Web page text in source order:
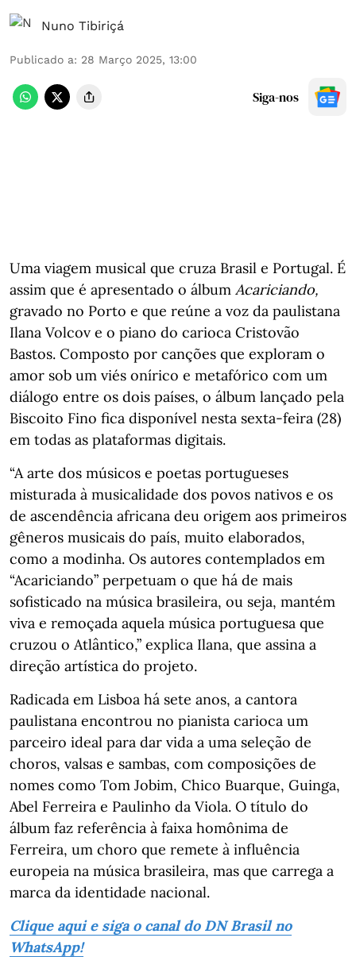
Nuno Tibiriçá
Publicado a: 28 Março 2025, 13:00
Siga-nos
Uma viagem musical que cruza Brasil e Portugal. É
assim que é apresentado o álbum Acariciando,
gravado no Porto e que reúne a voz da paulistana
Ilana Volcov e o piano do carioca Cristovão
Bastos. Composto por canções que exploram o
amor sob um viés onírico e metafórico com um
diálogo entre os dois países, o álbum lançado pela
Biscoito Fino fica disponível nesta sexta-feira (28)
em todas as plataformas digitais.
“A arte dos músicos e poetas portugueses
misturada à musicalidade dos povos nativos e os
de ascendência africana deu origem aos primeiros
gêneros musicais do país, muito elaborados,
como a modinha. Os autores contemplados em
“Acariciando” perpetuam o que há de mais
sofisticado na música brasileira, ou seja, mantém
viva e remoçada aquela música portuguesa que
cruzou o Atlântico,” explica Ilana, que assina a
direção artística do projeto.
Radicada em Lisboa há sete anos, a cantora
paulistana encontrou no pianista carioca um
parceiro ideal para dar vida a uma seleção de
choros, valsas e sambas, com composições de
nomes como Tom Jobim, Chico Buarque, Guinga,
Abel Ferreira e Paulinho da Viola. O título do
álbum faz referência à faixa homônima de
Ferreira, um choro que remete à influência
europeia na música brasileira, mas que carrega a
marca da identidade nacional.
Clique aqui e siga o canal do DN Brasil no
WhatsApp!